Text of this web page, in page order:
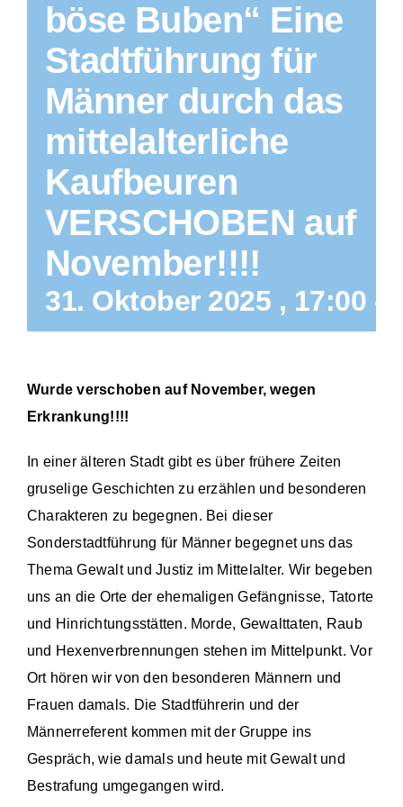
böse Buben“ Eine
Stadtführung für
Männer durch das
mittelalterliche
Kaufbeuren
VERSCHOBEN auf
November!!!!
31. Oktober 2025 , 17:00 -
Wurde verschoben auf November, wegen
Erkrankung!!!!
In einer älteren Stadt gibt es über frühere Zeiten
gruselige Geschichten zu erzählen und besonderen
Charakteren zu begegnen. Bei dieser
Sonderstadtführung für Männer begegnet uns das
Thema Gewalt und Justiz im Mittelalter. Wir begeben
uns an die Orte der ehemaligen Gefängnisse, Tatorte
und Hinrichtungsstätten. Morde, Gewalttaten, Raub
und Hexenverbrennungen stehen im Mittelpunkt. Vor
Ort hören wir von den besonderen Männern und
Frauen damals. Die Stadtführerin und der
Männerreferent kommen mit der Gruppe ins
Gespräch, wie damals und heute mit Gewalt und
Bestrafung umgegangen wird.